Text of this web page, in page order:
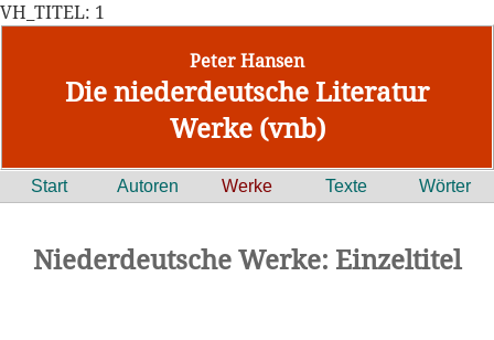
VH_TITEL: 1
Peter Hansen
Die niederdeutsche Literatur
Werke (vnb)
Start Autoren Werke Texte Wörter
Niederdeutsche Werke: Einzeltitel